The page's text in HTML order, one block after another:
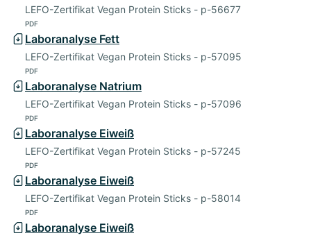
LEFO-Zertifikat Vegan Protein Sticks - p-56677
PDF
Laboranalyse Fett
LEFO-Zertifikat Vegan Protein Sticks - p-57095
PDF
Laboranalyse Natrium
LEFO-Zertifikat Vegan Protein Sticks - p-57096
PDF
Laboranalyse Eiweiß
LEFO-Zertifikat Vegan Protein Sticks - p-57245
PDF
Laboranalyse Eiweiß
LEFO-Zertifikat Vegan Protein Sticks - p-58014
PDF
Laboranalyse Eiweiß